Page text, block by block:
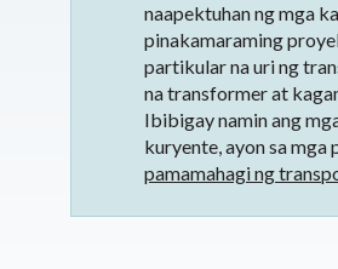
naapektuhan ng mga
pinakamaraming
partikular na uri ng
na transformer at
Ibibigay namin ang
kuryente, ayon sa
pamamahagi ng